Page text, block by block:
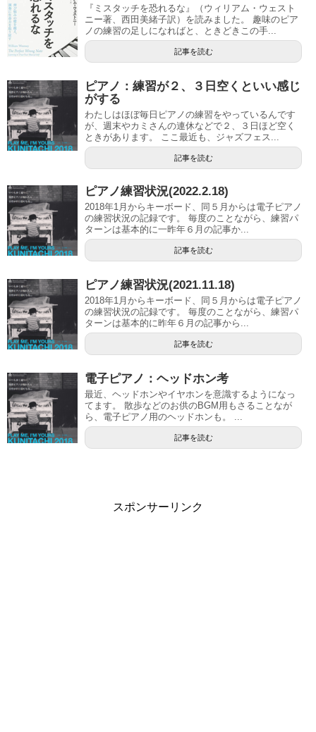
『ミスタッチを恐れるな』（ウィリアム・ウェスト
ニー著、西田美緒子訳）を読みました。 趣味のピア
ノの練習の足しになればと、ときどきこの手...
記事を読む
ピアノ：練習が２、３日空くといい感じ
がする
わたしはほぼ毎日ピアノの練習をやっているんです
が、週末やカミさんの連休などで２、３日ほど空く
ときがあります。 ここ最近も、ジャズフェス...
記事を読む
ピアノ練習状況(2022.2.18)
2018年1月からキーボード、同５月からは電子ピアノ
の練習状況の記録です。 毎度のことながら、練習パ
ターンは基本的に一昨年６月の記事か...
記事を読む
ピアノ練習状況(2021.11.18)
2018年1月からキーボード、同５月からは電子ピアノ
の練習状況の記録です。 毎度のことながら、練習パ
ターンは基本的に昨年６月の記事から...
記事を読む
電子ピアノ：ヘッドホン考
最近、ヘッドホンやイヤホンを意識するようになっ
てます。 散歩などのお供のBGM用もさることなが
ら、電子ピアノ用のヘッドホンも。 ...
記事を読む
スポンサーリンク